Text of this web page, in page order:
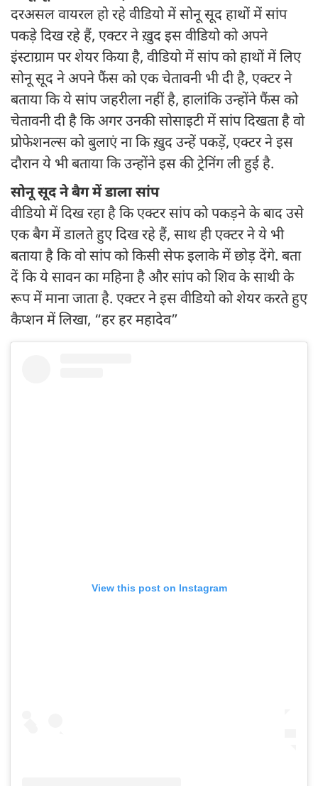
दरअसल वायरल हो रहे वीडियो में सोनू सूद हाथों में सांप
पकड़े दिख रहे हैं, एक्टर ने ख़ुद इस वीडियो को अपने
इंस्टाग्राम पर शेयर किया है, वीडियो में सांप को हाथों में लिए
सोनू सूद ने अपने फैंस को एक चेतावनी भी दी है, एक्टर ने
बताया कि ये सांप जहरीला नहीं है, हालांकि उन्होंने फैंस को
चेतावनी दी है कि अगर उनकी सोसाइटी में सांप दिखता है वो
प्रोफेशनल्स को बुलाएं ना कि ख़ुद उन्हें पकड़ें, एक्टर ने इस
दौरान ये भी बताया कि उन्होंने इस की ट्रेनिंग ली हुई है.
सोनू सूद ने बैग में डाला सांप
वीडियो में दिख रहा है कि एक्टर सांप को पकड़ने के बाद उसे
एक बैग में डालते हुए दिख रहे हैं, साथ ही एक्टर ने ये भी
बताया है कि वो सांप को किसी सेफ इलाके में छोड़ देंगे. बता
दें कि ये सावन का महिना है और सांप को शिव के साथी के
रूप में माना जाता है. एक्टर ने इस वीडियो को शेयर करते हुए
कैप्शन में लिखा, “हर हर महादेव”
View this post on Instagram